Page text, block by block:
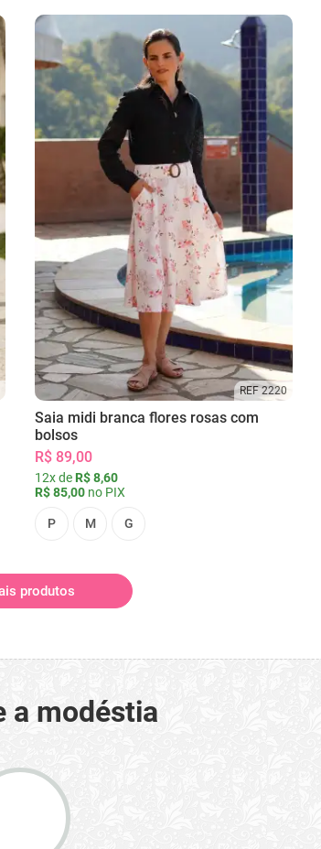
REF 2220
Saia midi branca flores rosas com
bolsos
R$ 89,00
12x de R$ 8,60
R$ 85,00 no PIX
P M G
produtos
a modéstia